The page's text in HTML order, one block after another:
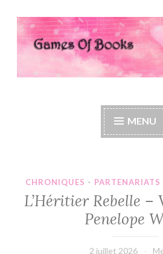
Accéder
au
contenu
Games Of
MENU
CHRONIQUES · PARTENARIATS
L’Héritier Rebelle –
Penelope
2 juillet 2026